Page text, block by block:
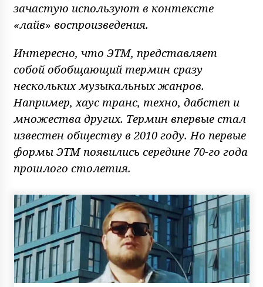
зачастую используют в контексте
«лайв» воспроизведения.
Интересно, что ЭТМ, представляет
собой обобщающий термин сразу
нескольких музыкальных жанров.
Например, хаус транс, техно, дабстеп и
множества других. Термин впервые стал
известен обществу в 2010 году. Но первые
формы ЭТМ появились середине 70-го года
прошлого столетия.